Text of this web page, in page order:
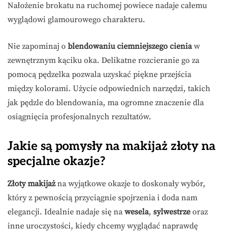
Nałożenie brokatu na ruchomej powiece nadaje całemu
wyglądowi glamourowego charakteru.
Nie zapominaj o blendowaniu ciemniejszego cieniaw
zewnętrznym kąciku oka. Delikatne rozcieranie go za
pomocą pędzelka pozwala uzyskać piękne przejścia
między kolorami. Użycie odpowiednich narzędzi, takich
jak pędzle do blendowania, ma ogromne znaczenie dla
osiągnięcia profesjonalnych rezultatów.
Jakie są pomysły na makijaż złoty na
specjalne okazje?
Złoty makijażna wyjątkowe okazje to doskonały wybór,
który z pewnością przyciągnie spojrzenia i doda nam
elegancji. Idealnie nadaje się na wesela, sylwestrze oraz
inne uroczystości, kiedy chcemy wyglądać naprawdę